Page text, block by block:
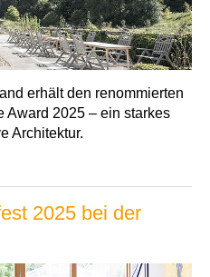
erhält den renommierten
Award 2025 – ein starkes
Architektur.
2025 bei der